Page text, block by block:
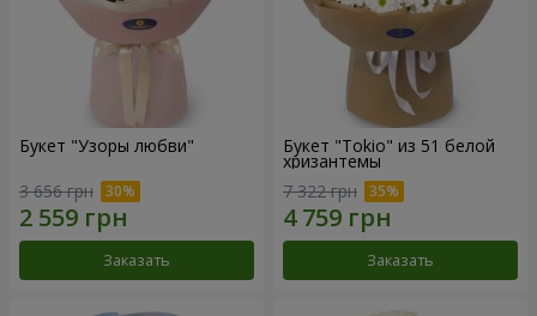
Букет "Узоры любви"
3 656 грн
Заказать
Букет "Tokio" из 51 белой
хризантемы
7 322 грн
Заказать